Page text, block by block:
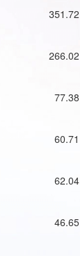
351.72
266.02
77.38
60.71
62.04
46.65